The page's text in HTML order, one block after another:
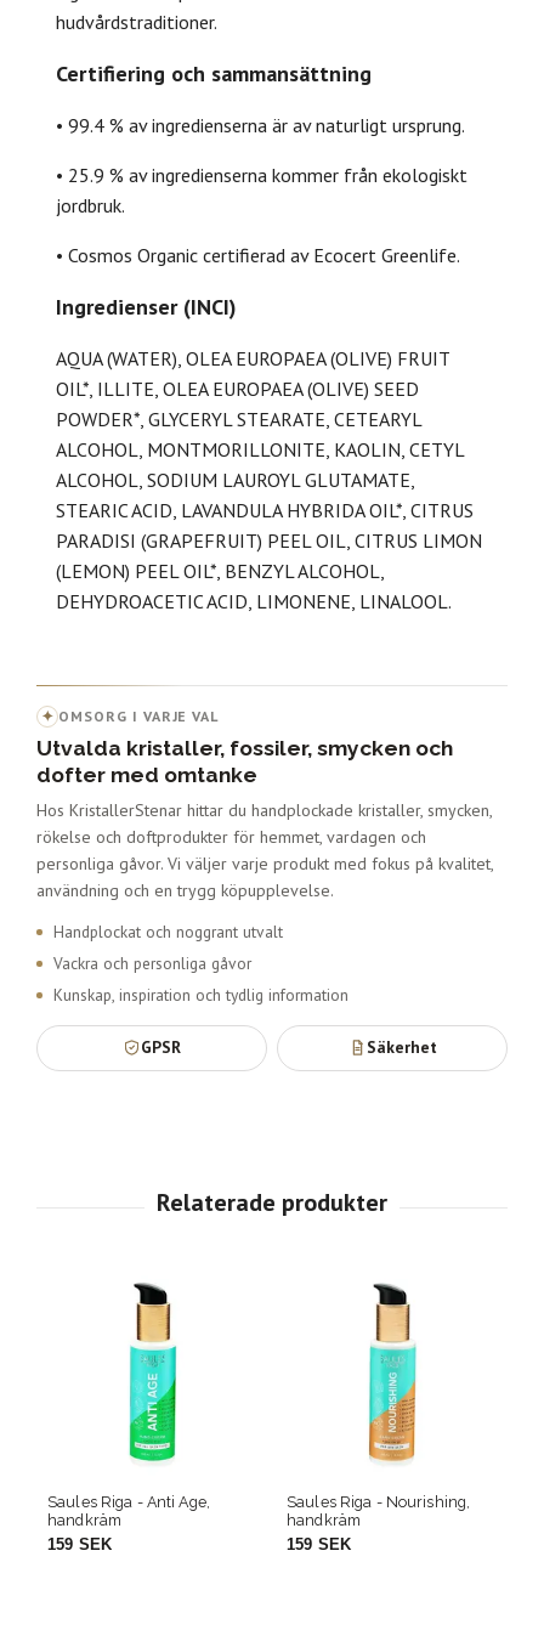
hudvårdstraditioner.
Certifiering och sammansättning
• 99.4 % av ingredienserna är av naturligt ursprung.
• 25.9 % av ingredienserna kommer från ekologiskt
jordbruk.
• Cosmos Organic certifierad av Ecocert Greenlife.
Ingredienser (INCI)
AQUA (WATER), OLEA EUROPAEA (OLIVE) FRUIT
OIL*, ILLITE, OLEA EUROPAEA (OLIVE) SEED
POWDER*, GLYCERYL STEARATE, CETEARYL
ALCOHOL, MONTMORILLONITE, KAOLIN, CETYL
ALCOHOL, SODIUM LAUROYL GLUTAMATE,
STEARIC ACID, LAVANDULA HYBRIDA OIL*, CITRUS
PARADISI (GRAPEFRUIT) PEEL OIL, CITRUS LIMON
(LEMON) PEEL OIL*, BENZYL ALCOHOL,
DEHYDROACETIC ACID, LIMONENE, LINALOOL.
✦ OMSORG I VARJE VAL
Utvalda kristaller, fossiler, smycken och
dofter med omtanke
Hos KristallerStenar hittar du handplockade kristaller, smycken,
rökelse och doftprodukter för hemmet, vardagen och
personliga gåvor. Vi väljer varje produkt med fokus på kvalitet,
användning och en trygg köpupplevelse.
Handplockat och noggrant utvalt
Vackra och personliga gåvor
Kunskap, inspiration och tydlig information
GPSR Säkerhet
Saules Riga - Nourishing,
handkräm
159 SEK
Saules Riga - Moisturising,
handkräm
159 SEK